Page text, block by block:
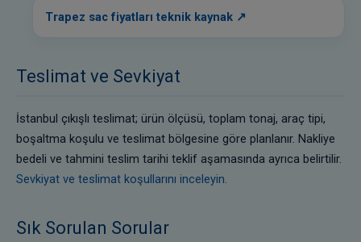
Trapez sac fiyatları teknik kaynak
Teslimat ve Sevkiyat
İstanbul çıkışlı teslimat; ürün ölçüsü, toplam tonaj, araç tipi,
boşaltma koşulu ve teslimat bölgesine göre planlanır. Nakliye
bedeli ve tahmini teslim tarihi teklif aşamasında ayrıca belirtilir.
Sevkiyat ve teslimat koşullarını inceleyin.
Sık Sorulan Sorular